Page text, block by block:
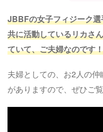
JBBFの女子フィジーク
共に活動しているリカさ
ていて、ご夫婦なのです！
夫婦としての、お2人の
がありますので、ぜひご